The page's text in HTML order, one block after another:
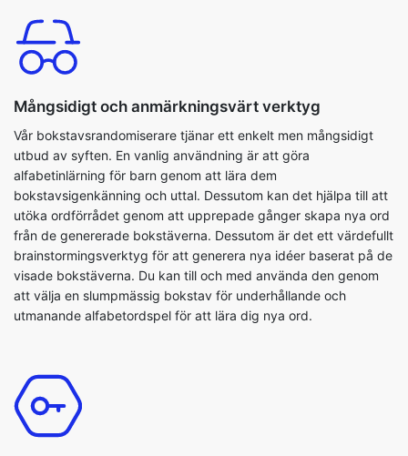
Mångsidigt och anmärkningsvärt verktyg
Vår bokstavsrandomiserare tjänar ett enkelt men mångsidigt
utbud av syften. En vanlig användning är att göra
alfabetinlärning för barn genom att lära dem
bokstavsigenkänning och uttal. Dessutom kan det hjälpa till att
utöka ordförrådet genom att upprepade gånger skapa nya ord
från de genererade bokstäverna. Dessutom är det ett värdefullt
brainstormingsverktyg för att generera nya idéer baserat på de
visade bokstäverna. Du kan till och med använda den genom
att välja en slumpmässig bokstav för underhållande och
utmanande alfabetordspel för att lära dig nya ord.